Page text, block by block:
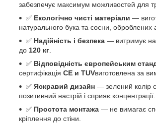
забезпечує максимум можливостей для
✅ Екологічно чисті матеріали —
натурального бука та сосни, оброблених
✅ Надійність і безпека — витримує
до 120 кг.
✅ Відповідність європейським
сертифікація СЕ и TUVвиготовлена за
✅ Яскравий дизайн — зелений колір
позитивний настрій і сприяє концентрації.
✅ Простота монтажа — не вимагає
кріплення до стіни.